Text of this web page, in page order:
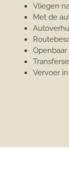
Vliegen
Met de
Vervoer